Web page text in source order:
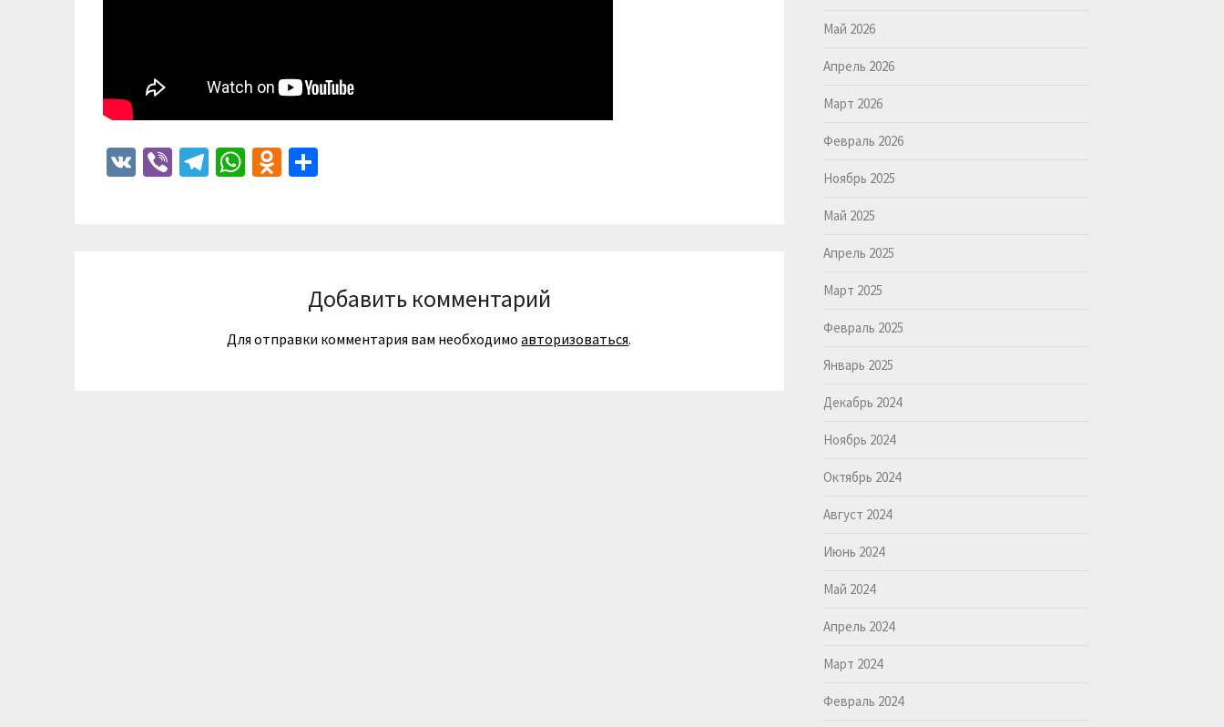
VK ViberTelegram
WhatsApp
Odnoklassniki
Добавить комментарий
Для отправки комментария вам необходимоавторизоваться.
Май 2026
Апрель 2026
Март 2026
Февраль 2026
Ноябрь 2025
Май 2025
Апрель 2025
Март 2025
Февраль 2025
Январь 2025
Декабрь 2024
Ноябрь 2024
Октябрь 2024
Август 2024
Июнь 2024
Май 2024
Апрель 2024
Март 2024
Февраль 2024